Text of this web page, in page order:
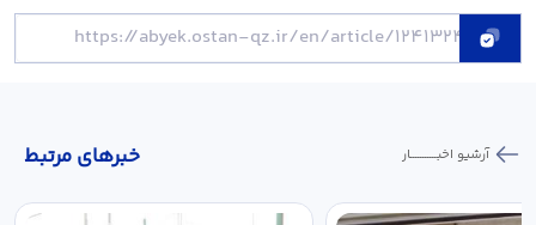
خبر‌های مرتبط آرشیو اخبـــــــــــار